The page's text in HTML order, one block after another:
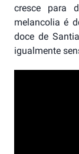
cresce para
melancolia é
doce de
igualmente